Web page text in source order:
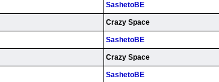
SashetoBE
Crazy Space
SashetoBE
Crazy Space
SashetoBE